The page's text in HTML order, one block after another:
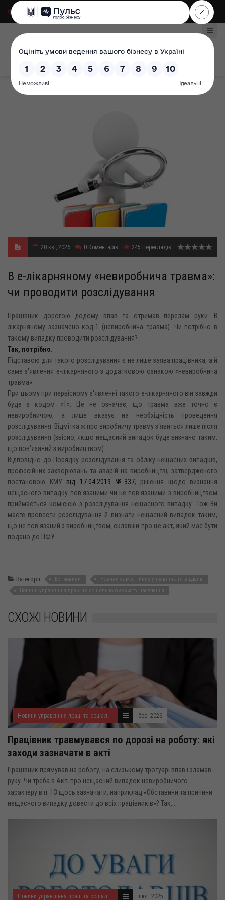
Для слабозорих|
20 кві, 2026 0 Коментарів 245 Переглядів
В е-лікарняному «невиробнича травма»:
чи проводити розслідування
Працівник дорогою додому впав та отримав перелам руки. В
лікарняному зазначено код-1 (невиробнича травма). Чи потрібно в
такому випадку проводити розслідування?
Так, потрібно.
Підставою для такого розслідування є не лише заява працівника, а й
саме з'явлення е-лікарняного з додатковою ознакою «невиробнича
травма».
При цьому при первісному з'явленні такого е-лікарняного він завжди
буде з кодом «1». Це не означає, що травма вже точно є
невиробничою, а лише вказує на необхідність проведення
розслідування. Відмітка ж про виробничу травму з'явиться лише після
розслідування (звісно, якщо нещасний випадок буде визнано таким,
що пов'язаний з виробництвом).
Відповідно до Порядку розслідування та обліку нещасних випадків,
професійних захворювань та аварій на виробництві, затвердженого
постановою КМУ від 17.04.2019 №337, рішення щодо визнання
нещасного випадку пов'язаними чи не пов'язаними з виробництвом
приймається комісією з розслідування нещасного випадку. Тож Ви
маєте провести розслідування й визнати нещасний випадок таким,
що не пов'язаний з виробництвом, склавши про це акт, який має бути
подано до ПФУ.
Категорії Всі новини
Новини самостійних управлінь та відділів
Новини управління праці та соціального захисту населення
СХОЖІ НОВИНИ
Новини управління праці та соціального захисту населення бер. 2026
Працівник травмувався по дорозі на роботу: які
заходи зазначати в акті
Працівник прямував на роботу, на слизькому тротуарі впав і зламав
руку. Чи треба в Акті про нещасний випадок невиробничого
характеру в п. 13 щось зазначати, наприклад «Обставини та причини
нещасного випадку довести до всіх працівників»? Так,...
Новини управління праці та соціального захисту населення лют. 2025